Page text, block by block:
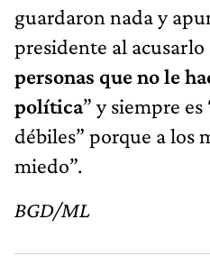
guardaron nada y
presidente al acusarlo
personas que no le
política” y siempre
débiles” porque a los
miedo”.
BGD/ML